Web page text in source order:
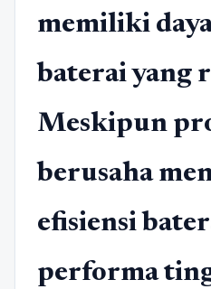
memiliki
baterai yang
Meskipun
berusaha
efisiensi
performa